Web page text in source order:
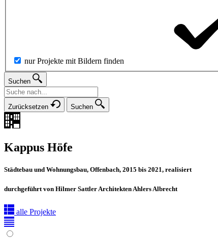
nur Projekte mit Bildern finden
Suchen
Zurücksetzen Suchen
Kappus Höfe
Städtebau und Wohnungsbau, Offenbach, 2015 bis 2021, realisiert
durchgeführt von Hilmer Sattler Architekten Ahlers Albrecht
alle Projekte